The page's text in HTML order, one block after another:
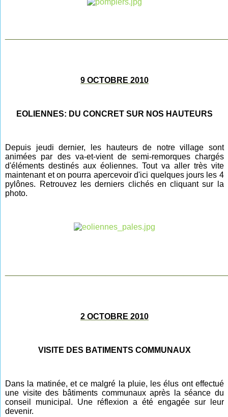
9 OCTOBRE 2010
EOLIENNES: DU CONCRET SUR NOS HAUTEURS
Depuis jeudi dernier, les hauteurs de notre village sont
animées par des va-et-vient de semi-remorques chargés
d'éléments destinés aux éoliennes. Tout va aller très vite
maintenant et on pourra apercevoir d'ici quelques jours les 4
pylônes. Retrouvez les derniers clichés en cliquant sur la
photo.
2 OCTOBRE 2010
VISITE DES BATIMENTS COMMUNAUX
Dans la matinée, et ce malgré la pluie, les élus ont effectué
une visite des bâtiments communaux après la séance du
conseil municipal. Une réflexion a été engagée sur leur
devenir.